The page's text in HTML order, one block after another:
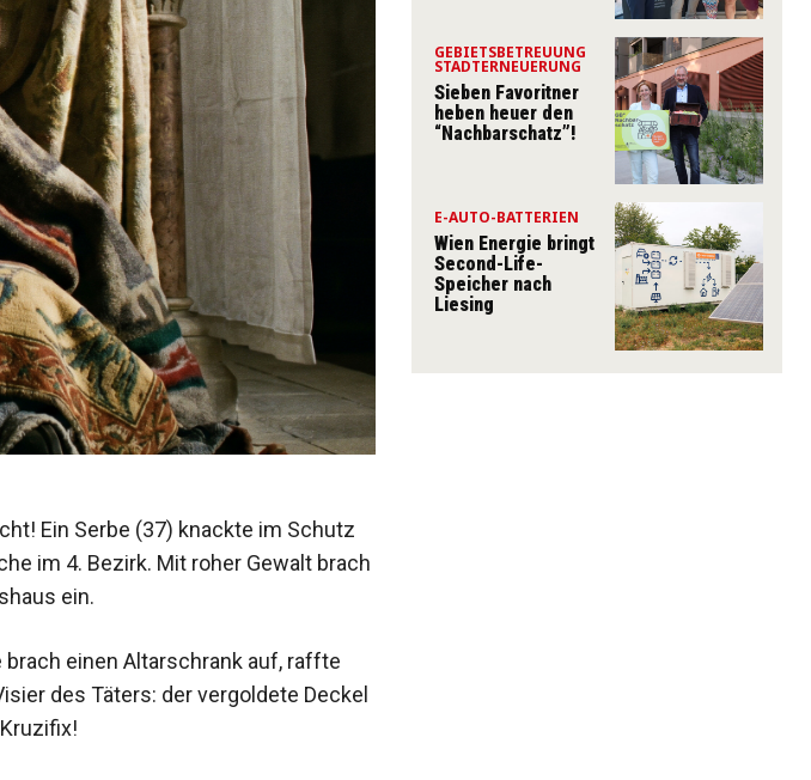
Ein Serbe (37) knackte im Schutz
im 4. Bezirk. Mit roher Gewalt brach
ein.
brach einen Altarschrank auf, raffte
des Täters: der vergoldete Deckel
GEBIETSBETREUUNG
STADTERNEUERUNG
Sieben Favoritner
heben heuer den
“Nachbarschatz”!
E-AUTO-BATTERIEN
Wien Energie bringt
Second-Life-
Speicher nach
Liesing